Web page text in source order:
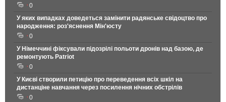
0
У яких випадках доведеться замінити радянське свідоцтво про
народження: роз'яснення Мін'юсту
0
У Німеччині фіксували підозрілі польоти дронів над базою, де
ремонтують Patriot
0
У Києві створили петицію про переведення всіх шкіл на
дистанціне навчання через посилення нічних обстрілів
0